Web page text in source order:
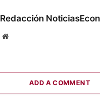
Redacción
Website
ADD A COMMENT